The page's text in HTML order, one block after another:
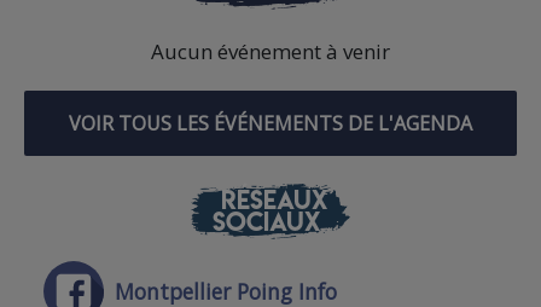
Aucun événement à venir
VOIR TOUS LES ÉVÉNEMENTS DE L'AGENDA
RÉSEAUX
SOCIAUX
Montpellier Poing Info